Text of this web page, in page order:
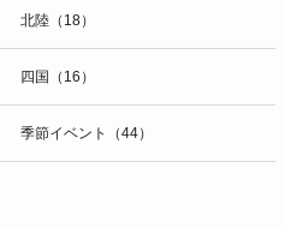
北陸（18）
四国（16）
季節イベント（44）